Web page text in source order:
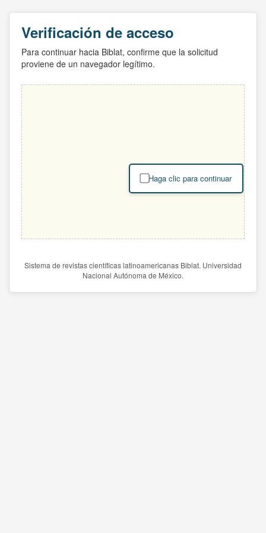
Verificación de acceso
Para continuar hacia Biblat, confirme que la solicitud
proviene de un navegador legítimo.
Haga clic para continuar
Sistema de revistas científicas latinoamericanas Biblat. Universidad
Nacional Autónoma de México.